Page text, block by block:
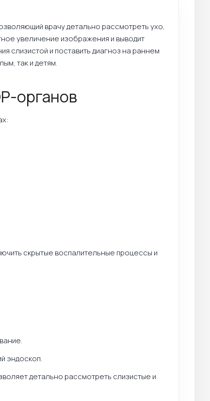
врачу детально рассмотреть ухо,
увеличение изображения и выводит
слизистой и поставить диагноз на раннем
так и детям.
органов
скрытые воспалительные процессы и
эндоскоп.
детально рассмотреть слизистые и